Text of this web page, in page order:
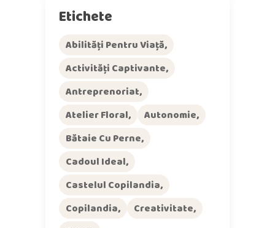
Etichete
Abilități Pentru Viață
Activități Captivante
Antreprenoriat
Atelier Floral
Autonomie
Bătaie Cu Perne
Cadoul Ideal
Castelul Copilandia
Copilandia
Creativitate